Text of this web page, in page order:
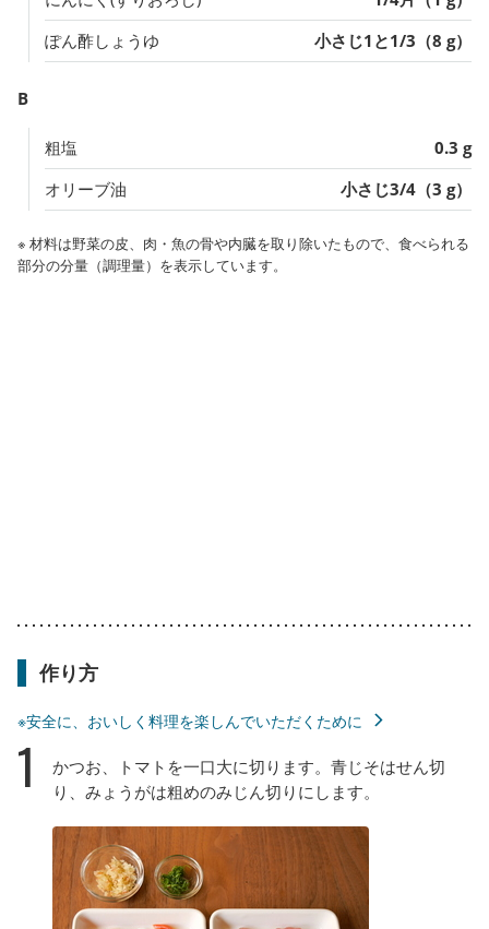
ぽん酢しょうゆ
小さじ1と1/3（8 g）
B
粗塩
0.3 g
オリーブ油
小さじ3/4（3 g）
※ 材料は野菜の皮、肉・魚の骨や内臓を取り除いたもので、食べられる
部分の分量（調理量）を表示しています。
作り方
※安全に、おいしく料理を楽しんでいただくために
1
かつお、トマトを一口大に切ります。青じそはせん切
り、みょうがは粗めのみじん切りにします。